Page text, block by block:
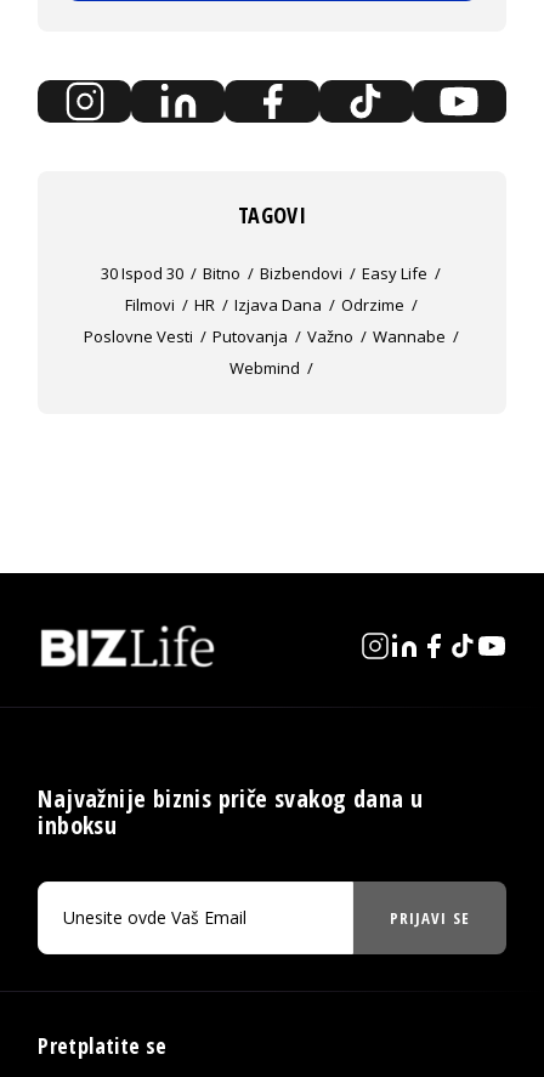
TAGOVI
30 Ispod 30 Bitno Bizbendovi
Easy Life
Filmovi
HR Izjava Dana
Odrzime
Poslovne Vesti
Putovanja Važno
Wannabe
Webmind
Najvažnije biznis priče svakog dana u
inboksu
PRIJAVI SE
Pretplatite se